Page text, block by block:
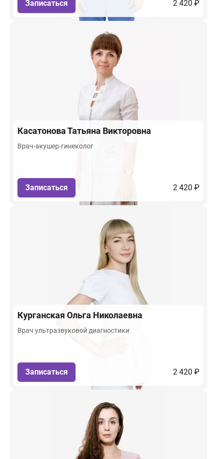
Записаться 2 420 ₽
КасатоноваТатьяна Викторовна
Врач-акушер-гинеколог
Записаться 2 420 ₽
Курганская Ольга Николаевна
Врач ультразвуковой диагностики
Записаться 2 420 ₽